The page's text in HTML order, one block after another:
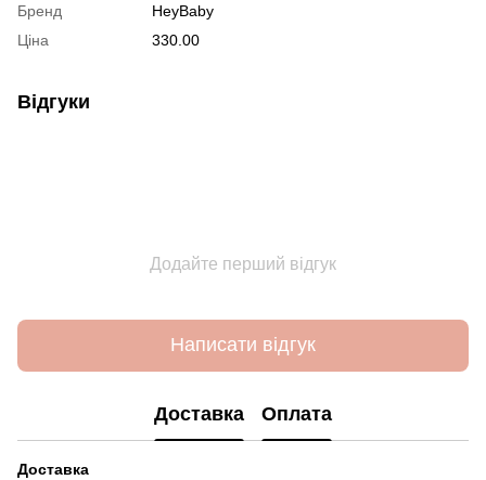
Бренд
HeyBaby
Ціна
330.00
Відгуки
Додайте перший відгук
Написати відгук
Доставка Оплата
Доставка